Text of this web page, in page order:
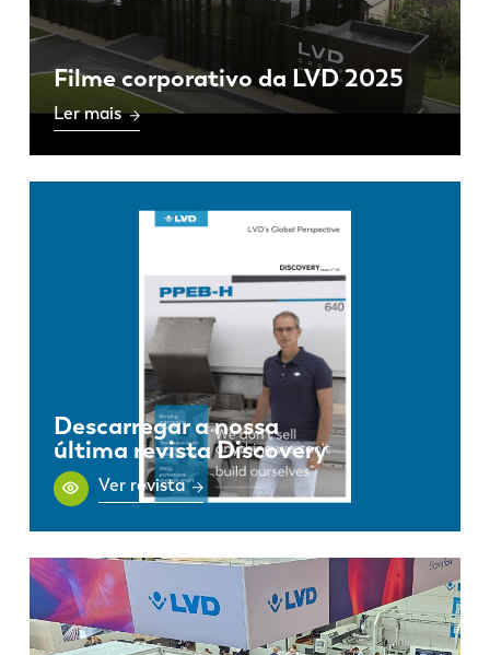
Filme corporativo da LVD 2025
Ler mais
Descarregar a nossa
última revista Discovery
Ver revista